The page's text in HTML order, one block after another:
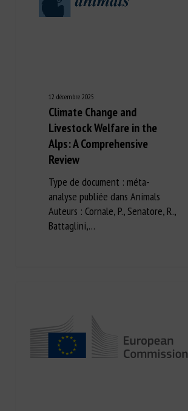
12 décembre 2025
Climate Change and
Livestock Welfare in the
Alps: A Comprehensive
Review
Type de document : méta-
analyse publiée dans Animals
Auteurs : Cornale, P., Senatore, R.,
Battaglini,…